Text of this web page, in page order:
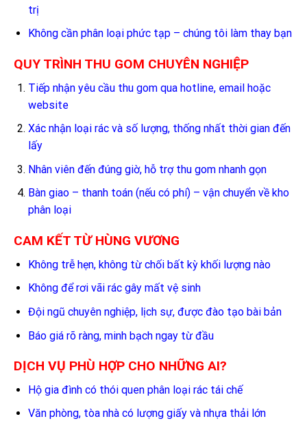
trị
Không cần phân loại phức tạp – chúng tôi làm thay bạn
QUY TRÌNH THU GOM CHUYÊN NGHIỆP
Tiếp nhận yêu cầu thu gom qua hotline, email hoặc
website
Xác nhận loại rác và số lượng, thống nhất thời gian đến
lấy
Nhân viên đến đúng giờ, hỗ trợ thu gom nhanh gọn
Bàn giao – thanh toán (nếu có phí) – vận chuyển về kho
phân loại
CAM KẾT TỪ HÙNG VƯƠNG
Không trễ hẹn, không từ chối bất kỳ khối lượng nào
Không để rơi vãi rác gây mất vệ sinh
Đội ngũ chuyên nghiệp, lịch sự, được đào tạo bài bản
Báo giá rõ ràng, minh bạch ngay từ đầu
DỊCH VỤ PHÙ HỢP CHO NHỮNG AI?
Hộ gia đình có thói quen phân loại rác tái chế
Văn phòng, tòa nhà có lượng giấy và nhựa thải lớn